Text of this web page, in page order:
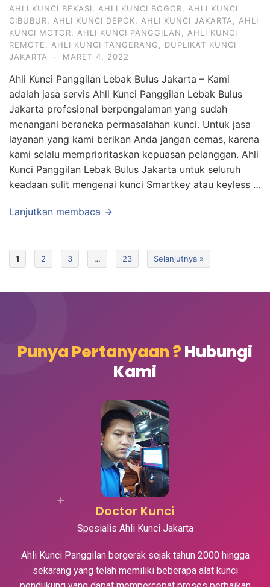
AHLI KUNCI BEKASI AHLI KUNCI BOGOR
AHLI KUNCI
CIBUBUR
AHLI KUNCI DEPOK AHLI KUNCI JAKARTA
AHLI
KUNCI MOTOR
AHLI KUNCI PANGGILAN
AHLI KUNCI
REMOTE
AHLI KUNCI TANGERANG
DUPLIKAT KUNCI
JAKARTA
· MARET 4, 2022
Ahli Kunci Panggilan Lebak Bulus Jakarta – Kami
adalah jasa servis Ahli Kunci Panggilan Lebak Bulus
Jakarta profesional berpengalaman yang sudah
menangani beraneka permasalahan kunci. Untuk jasa
layanan yang kami berikan Anda jangan cemas, karena
kami selalu memprioritaskan kepuasan pelanggan. Ahli
Kunci Panggilan Lebak Bulus Jakarta untuk seluruh
keadaan sulit mengenai kunci Smartkey atau keyless …
Lanjutkan membaca →
1 2 3 … 23 Selanjutnya »
Punya Pertanyaan ?Hubungi
Kami
Doctor Kunci
Spesialis Ahli Kunci Jakarta
Ahli Kunci Panggilan bergerak sejak tahun 2000 hingga
sekarang yang telah memiliki beberapa alat kunci